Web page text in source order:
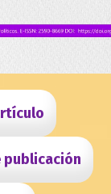
publicación